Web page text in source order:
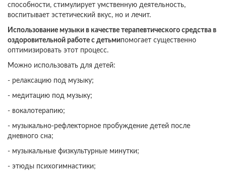
способности, стимулирует умственную деятельность,
воспитывает эстетический вкус, но и лечит.
Использование музыки в качестве терапевтического средства в
оздоровительной работе с детьмипомогает существенно
оптимизировать этот процесс.
Можно использовать для детей:
- релаксацию под музыку;
- медитацию под музыку;
- вокалотерапию;
- музыкально-рефлекторное пробуждение детей после
дневного сна;
- музыкальные физкультурные минутки;
- этюды психогимнастики;